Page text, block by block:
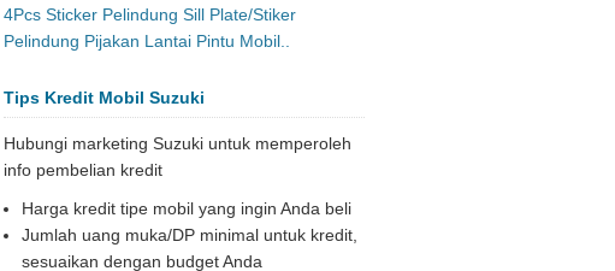
4Pcs Sticker Pelindung Sill Plate/Stiker
Pelindung Pijakan Lantai Pintu Mobil..
Tips Kredit Mobil Suzuki
Hubungi marketing Suzuki untuk memperoleh
info pembelian kredit
Harga kredit tipe mobil yang ingin Anda beli
Jumlah uang muka/DP minimal untuk kredit,
sesuaikan dengan budget Anda